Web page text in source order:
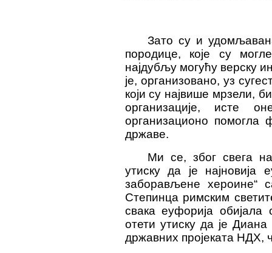
Зато су и
породице, које су
најдубљу могућу верску
је, организовано, уз
који су највише мрзели,
организације, исте
организационо помогла
државе.
Ми се, због свега
утиску да је најновија
заборављене хероине“
Степинца римским
свака еуфорија
отети утиску да је
државних пројеката НДХ,